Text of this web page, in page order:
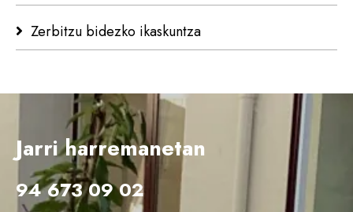
Zerbitzu bidezko ikaskuntza
Jarri harremanetan
94 673 09 02